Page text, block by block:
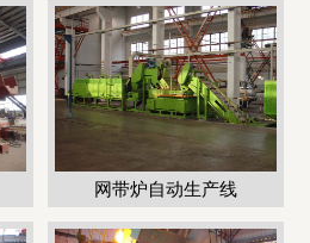
网带炉自动生产线